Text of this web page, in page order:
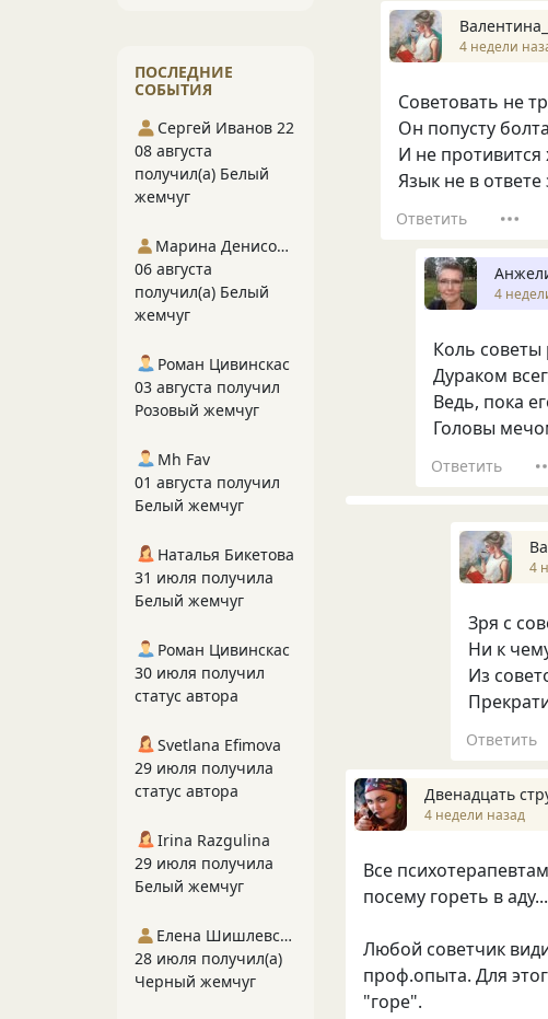
4 недели
Советовать не
Он попусту
И не противится
Язык не в
Ответить
4
Коль
Дураком
Ведь, пока
Головы
Ответить
4
Зря с
Ни к
Из
Ответить
Двенадцать
4 недели назад
Все
посему гореть в
Любой советчик
проф.опыта. Для
"горе".
ПОСЛЕДНИЕ
СОБЫТИЯ
Сергей Иванов 22
08 августа
получил(а) Белый
жемчуг
Марина Денисова 5
06 августа
получил(а) Белый
жемчуг
Роман Цивинскас
03 августа получил
Розовый жемчуг
Mh Fav
01 августа получил
Белый жемчуг
Наталья Бикетова
31 июля получила
Белый жемчуг
Роман Цивинскас
30 июля получил
статус автора
Svetlana Efimova
29 июля получила
статус автора
Irina Razgulina
29 июля получила
Белый жемчуг
Елена Шишлевская
28 июля получил(а)
Черный жемчуг